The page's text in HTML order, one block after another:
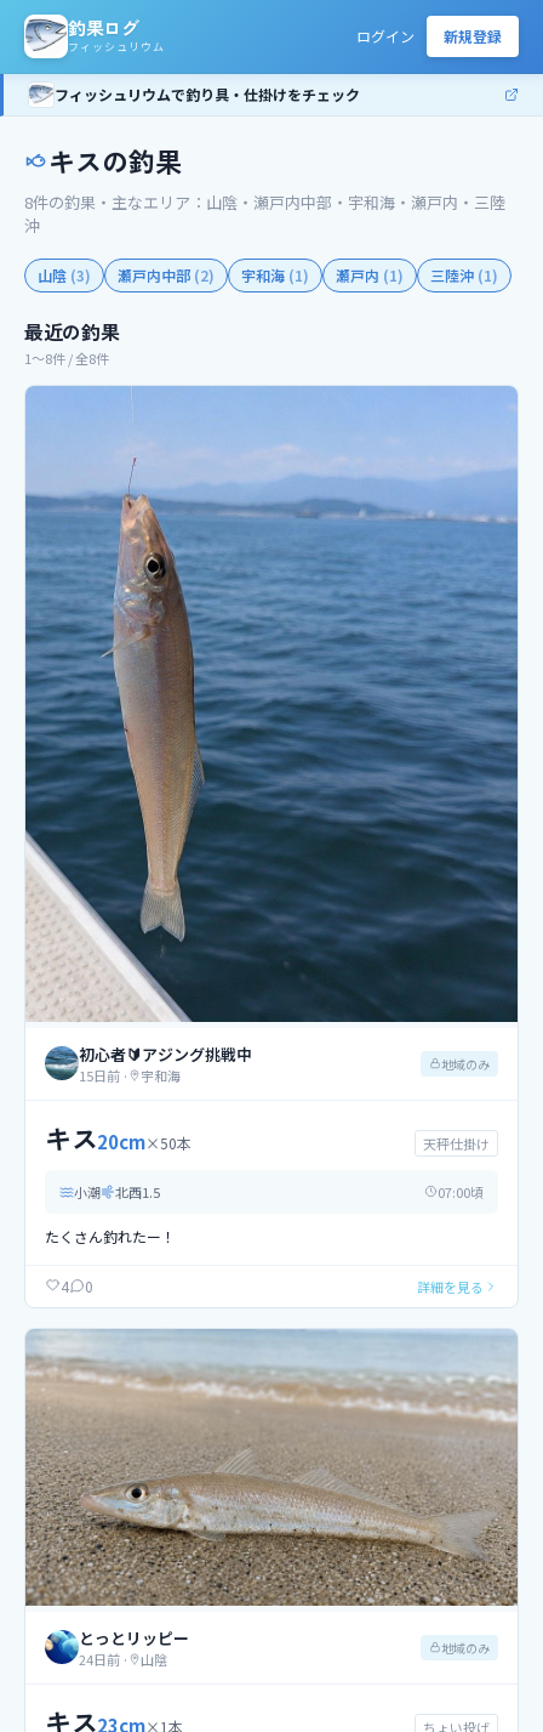
釣果ログ
フィッシュリウム
ログイン 新規登録
フィッシュリウムで釣り具・仕掛けをチェック
キスの釣果
8件の釣果 ・主なエリア： 山陰・瀬戸内中部・宇和海・瀬戸内・三陸
沖
山陰 (3) 瀬戸内中部 (2) 宇和海 (1) 瀬戸内 (1) 三陸沖 (1)
最近の釣果
1〜8件 / 全8件
初心者🔰アジング挑戦中
15日前 · 宇和海
地域のみ
キス20cm×50本 天秤仕掛け
小潮 北西1.5 07:00頃
たくさん釣れたー！
4 0 詳細を見る
とっとリッピー
24日前 · 山陰
地域のみ
キス23cm×1本 ちょい投げ